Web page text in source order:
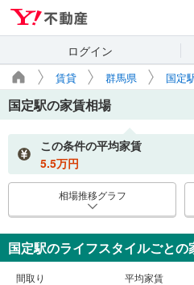
ログイン
賃貸 群馬県 国定
国定駅の家賃相場
この条件の平均家賃
5.5万円
相場推移グラフ
国定駅のライフスタイルごとの
間取り 平均家賃